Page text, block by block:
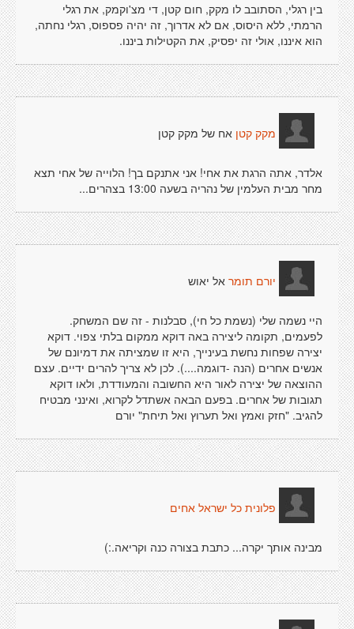
בין רגלי, הסתובב לו מקק, חום קטן, די מצ'וקמק, את רגלי
הרמתי, ללא היסוס, אם לא אדרוך, זה יהיה פספוס, רגלי נחתה,
הוא איננו, אולי זה יפסיק, את הקטילות ביננו.
מקק קטן אח של מקק קטן
אלדר, אתה הרגת את אחי! אני אתנקם בך! הלוייה של אחי תצא
מחר מבית העלמין של נהריה בשעה 13:00 בצהרים...
יורם תומר אל יאוש
היי נשמה שלי (נשמת כל חי), סבלנות - זה שם המשחק.
לפעמים, תקומה ליצירה באה דוקא ממקום בלתי צפוי. דוקא
יצירה שפחות נחשת בעינייך, היא זו שמציתה את דמיונם של
אנשים אחרים (הנה -דוגמה....). לכן לא צריך להרים ידיים. עצם
ההוצאה של יצירה לאור היא החשובה והמעודדת, ולאו דוקא
תגובות של אחרים. בפעם הבאה אשתדל לקרוא, ואינני מבטיח
להגיב. "חזק ואמץ ואל תערוץ ואל תיחת" יורם
פלונית כל ישראל אחים
מבינה אותך יקרה... כתבת בצורה כנה וקריאה.:)